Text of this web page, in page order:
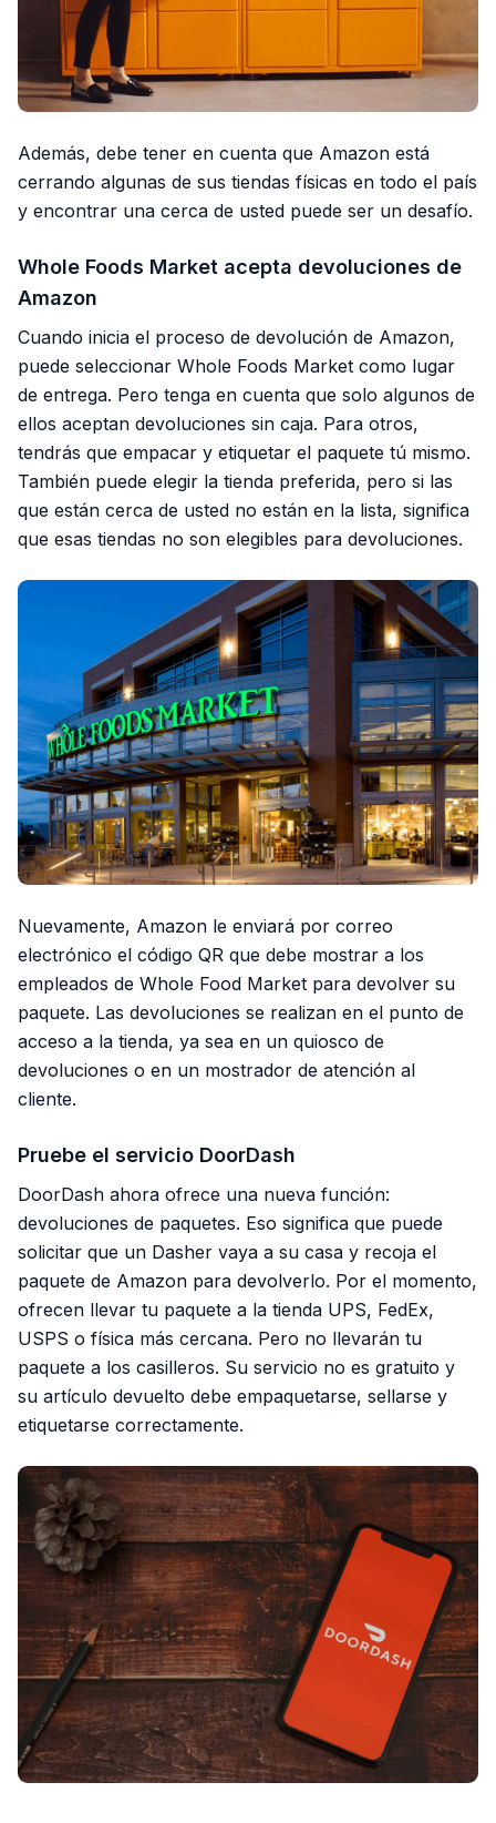
Además, debe tener en cuenta que Amazon está
cerrando algunas de sus tiendas físicas en todo el país
y encontrar una cerca de usted puede ser un desafío.
Whole Foods Market acepta devoluciones de
Amazon
Cuando inicia el proceso de devolución de Amazon,
puede seleccionar Whole Foods Market como lugar
de entrega. Pero tenga en cuenta que solo algunos de
ellos aceptan devoluciones sin caja. Para otros,
tendrás que empacar y etiquetar el paquete tú mismo.
También puede elegir la tienda preferida, pero si las
que están cerca de usted no están en la lista, significa
que esas tiendas no son elegibles para devoluciones.
Nuevamente, Amazon le enviará por correo
electrónico el código QR que debe mostrar a los
empleados de Whole Food Market para devolver su
paquete. Las devoluciones se realizan en el punto de
acceso a la tienda, ya sea en un quiosco de
devoluciones o en un mostrador de atención al
cliente.
Pruebe el servicio DoorDash
DoorDash ahora ofrece una nueva función:
devoluciones de paquetes. Eso significa que puede
solicitar que un Dasher vaya a su casa y recoja el
paquete de Amazon para devolverlo. Por el momento,
ofrecen llevar tu paquete a la tienda UPS, FedEx,
USPS o física más cercana. Pero no llevarán tu
paquete a los casilleros. Su servicio no es gratuito y
su artículo devuelto debe empaquetarse, sellarse y
etiquetarse correctamente.